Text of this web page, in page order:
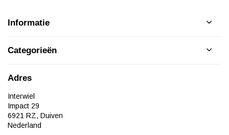
Informatie
Categorieën
Adres
Interwiel
Impact 29
6921 RZ, Duiven
Nederland